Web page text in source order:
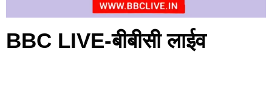
BBC LIVE-बीबीसी लाईव